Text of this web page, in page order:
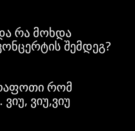
რა მოხდა
შემდეგ?
რომ
ვიუ,ვიუ